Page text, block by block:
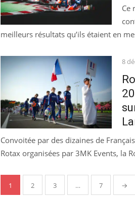
Ce
meilleurs résultats qu’ils étaient en
8
Convoitée par des dizaines de
Rotax organisées par 3MK Events, la
Pagination
des
1 2 3 … 7 →